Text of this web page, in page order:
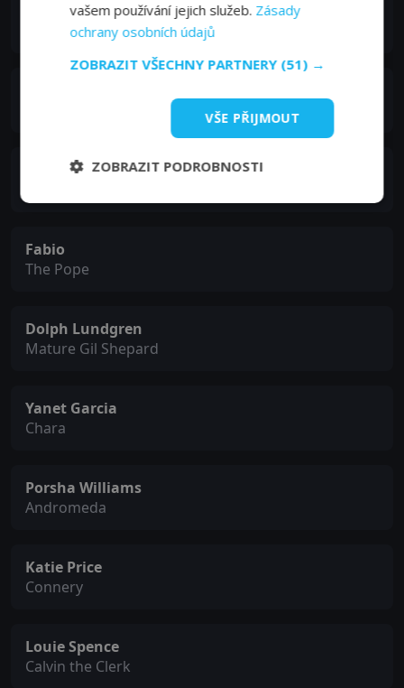
Clay Aiken
Llewelyn
Greg Louganis
Fabio
The Pope
Dolph Lundgren
Mature Gil Shepard
Yanet Garcia
Chara
Porsha Williams
Andromeda
Katie Price
Connery
Louie Spence
Calvin the Clerk
vašem používání jejich služeb. Zásady
ochrany osobních údajů
ZOBRAZIT VŠECHNY PARTNERY (51) →
VŠE PŘIJMOUT
ZOBRAZIT PODROBNOSTI